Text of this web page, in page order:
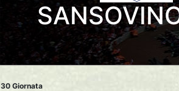
30 Giornata